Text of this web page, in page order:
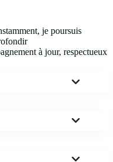
je poursuis
à jour, respectueux